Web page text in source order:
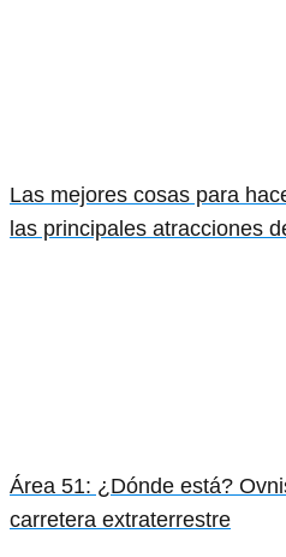
Las mejores cosas para
las principales atracciones
Área 51: ¿Dónde está?
carretera extraterrestre